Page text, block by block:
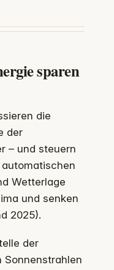
sparen
die
der
– und steuern
Wetterlage
und senken
2025).
der
Sonnenstrahlen